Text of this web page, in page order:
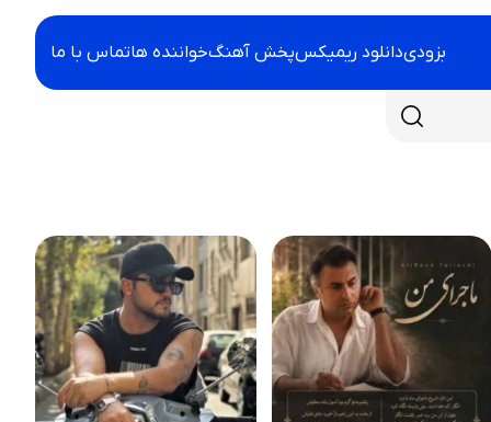
بزودیدانلود ریمیکسپخش آهنگخواننده هاتماس با ما